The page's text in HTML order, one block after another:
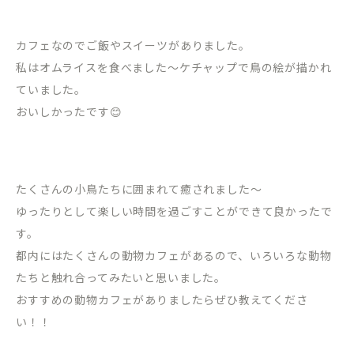
カフェなのでご飯やスイーツがありました。
私はオムライスを食べました〜ケチャップで鳥の絵が描かれ
ていました。
おいしかったです😊
たくさんの小鳥たちに囲まれて癒されました〜
ゆったりとして楽しい時間を過ごすことができて良かったで
す。
都内にはたくさんの動物カフェがあるので、いろいろな動物
たちと触れ合ってみたいと思いました。
おすすめの動物カフェがありましたらぜひ教えてくださ
い！！